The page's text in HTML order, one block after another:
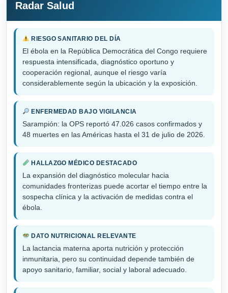
entradas
Radar Salud
RIESGO SANITARIO DEL DÍA
El ébola en la República Democrática del Congo requiere
respuesta intensificada, diagnóstico oportuno y
cooperación regional, aunque el riesgo varía
considerablemente según la ubicación y la exposición.
ENFERMEDAD BAJO VIGILANCIA
Sarampión: la OPS reportó 47.026 casos confirmados y
48 muertes en las Américas hasta el 31 de julio de 2026.
HALLAZGO MÉDICO DESTACADO
La expansión del diagnóstico molecular hacia
comunidades fronterizas puede acortar el tiempo entre la
sospecha clínica y la activación de medidas contra el
ébola.
DATO NUTRICIONAL RELEVANTE
La lactancia materna aporta nutrición y protección
inmunitaria, pero su continuidad depende también de
apoyo sanitario, familiar, social y laboral adecuado.